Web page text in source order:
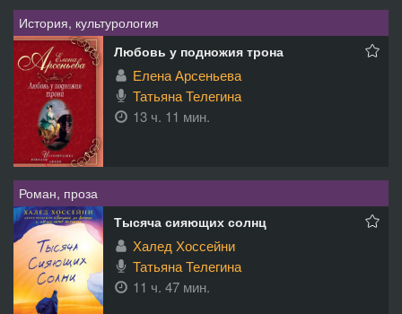
История, культурология
Любовь у подножия трона
Елена Арсеньева
Татьяна Телегина
13 ч. 11 мин.
Роман, проза
Тысяча сияющих солнц
Халед Хоссейни
Татьяна Телегина
11 ч. 47 мин.